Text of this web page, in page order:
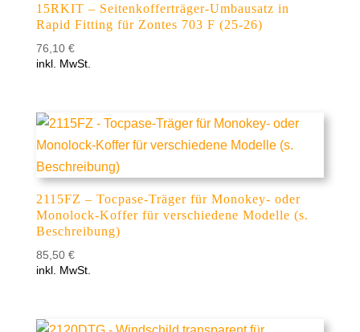
15RKIT – Seitenkofferträger-Umbausatz in
Rapid Fitting für Zontes 703 F (25-26)
76,10 €
inkl. MwSt.
2115FZ – Tocpase-Träger für Monokey- oder
Monolock-Koffer für verschiedene Modelle (s.
Beschreibung)
85,50 €
inkl. MwSt.